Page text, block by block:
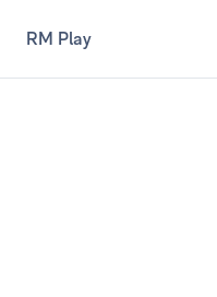
RM Play